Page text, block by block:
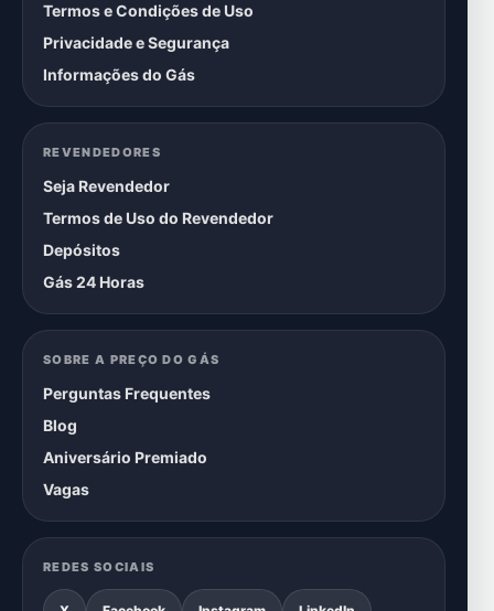
Termos e Condições de Uso
Privacidade e Segurança
Informações do Gás
REVENDEDORES
Seja Revendedor
Termos de Uso do Revendedor
Depósitos
Gás 24 Horas
SOBRE A PREÇO DO GÁS
Perguntas Frequentes
Blog
Aniversário Premiado
Vagas
REDES SOCIAIS